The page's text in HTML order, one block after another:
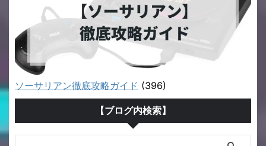
ソーサリアン徹底攻略ガイド (396)
【ブログ内検索】